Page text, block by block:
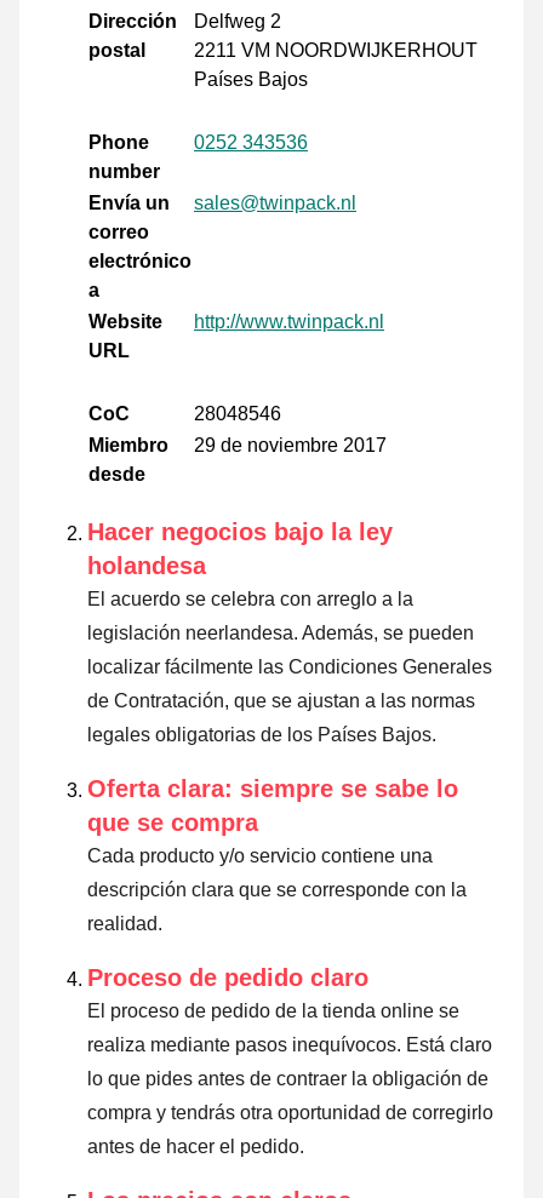
Dirección
postal
Delfweg 2
2211 VM NOORDWIJKERHOUT
Países Bajos
Phone
number
0252 343536
Envía un
correo
electrónico
a
sales@twinpack.nl
Website
URL
http://www.twinpack.nl
CoC
28048546
Miembro
desde
29 de noviembre 2017
Hacer negocios bajo la ley
holandesa
El acuerdo se celebra con arreglo a la
legislación neerlandesa. Además, se pueden
localizar fácilmente las Condiciones Generales
de Contratación, que se ajustan a las normas
legales obligatorias de los Países Bajos.
Oferta clara: siempre se sabe lo
que se compra
Cada producto y/o servicio contiene una
descripción clara que se corresponde con la
realidad.
Proceso de pedido claro
El proceso de pedido de la tienda online se
realiza mediante pasos inequívocos. Está claro
lo que pides antes de contraer la obligación de
compra y tendrás otra oportunidad de corregirlo
antes de hacer el pedido.